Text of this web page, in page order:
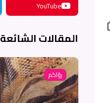
YouTube
المقالات الشائعة
رؤاكم